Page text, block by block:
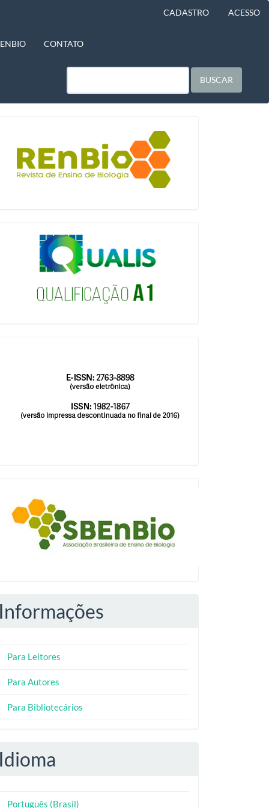
CADASTRO ACESSO
CONTATO
BUSCAR
qualis
blocologosbenbio
Informações
Para Leitores
Para Autores
Para Bibliotecários
Idioma
Português (Brasil)